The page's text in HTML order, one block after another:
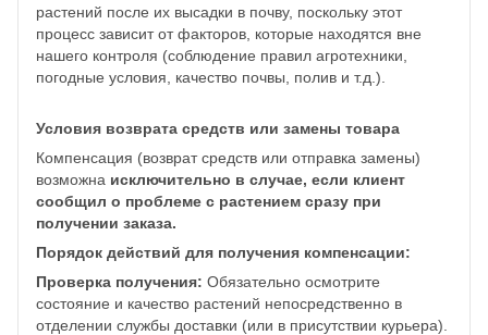
растений после их высадки в почву, поскольку этот
процесс зависит от факторов, которые находятся вне
нашего контроля (соблюдение правил агротехники,
погодные условия, качество почвы, полив и т.д.).
Условия возврата средств или замены товара
Компенсация (возврат средств или отправка замены)
возможна исключительно в случае, если клиент
сообщил о проблеме с растением сразу при
получении заказа.
Порядок действий для получения компенсации:
Проверка получения: Обязательно осмотрите
состояние и качество растений непосредственно в
отделении службы доставки (или в присутствии курьера).